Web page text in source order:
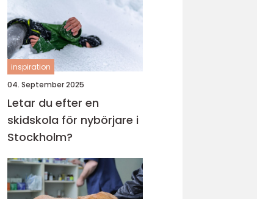
inspiration
04. September 2025
Letar du efter en
skidskola för nybörjare i
Stockholm?